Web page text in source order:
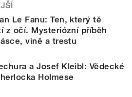
Le Fanu: Ten, který tě
z očí. Mysteriózní příběh
vině a trestu
a Josef Kleibl: Vědecké
Holmese